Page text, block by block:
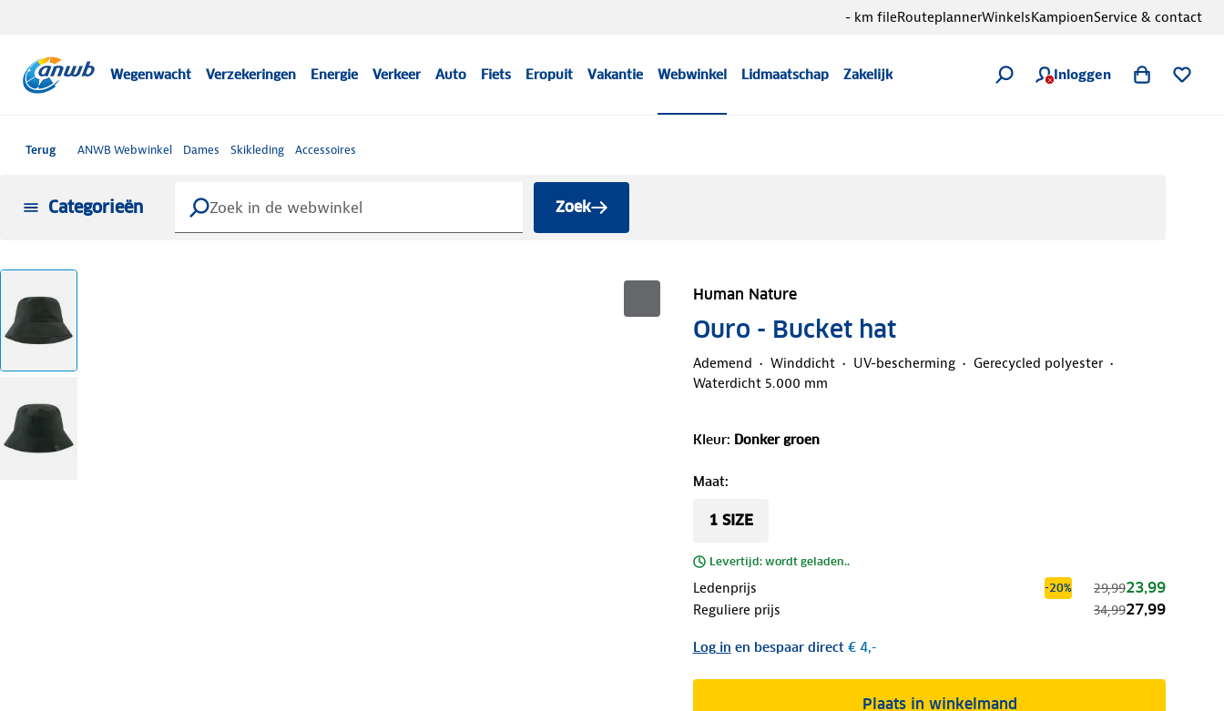
Wegenwacht Verzekeringen Energie Verkeer Auto Fiets Eropuit Vakantie Webwinkel Lidmaatschap Zakelijk Inloggen
- km fileRouteplannerWinkelsKampioenService & contact
Terug ANWB Webwinkel Dames Skikleding Accessoires
Categorieën Zoek
Human Nature
Ouro - Bucket hat
Ademend Winddicht UV-bescherming
Gerecycled polyester
Waterdicht 5.000 mm
Kleur: Donker groen
Maat:
1 SIZE
Levertijd: wordt geladen..
Ledenprijs -20% 29,9923,99
Reguliere prijs 34,9927,99
Log in en bespaar direct€ 4,-
Plaats in winkelmand